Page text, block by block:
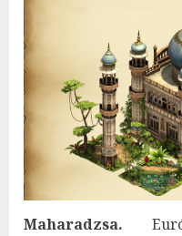
Maharadzsa.